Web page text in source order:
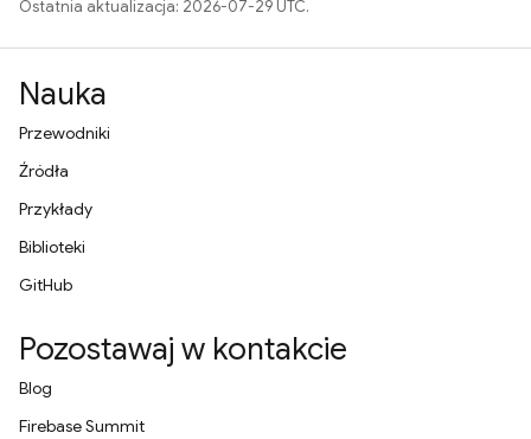
Ostatnia aktualizacja: 2026-07-29 UTC.
Nauka
Przewodniki
Źródła
Przykłady
Biblioteki
GitHub
Pozostawaj w kontakcie
Blog
Firebase Summit